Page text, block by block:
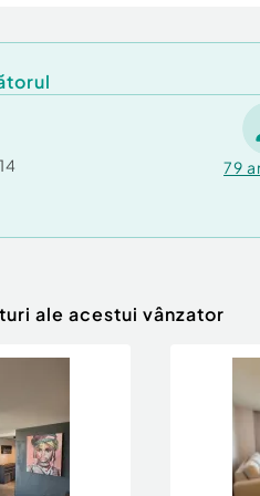
si materiale atent
utila de aproximativ
eficienta
ample, luminoase si
79
ale acestui vânzator